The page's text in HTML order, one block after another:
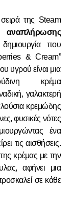
της Steam
αναπλήρωσης
που
& Cream”
υγρού είναι μια
κρέμα
γαλακτερή
κρεμώδης
φυσικές νότες
ένα
τις αισθήσεις.
κρέμας με την
αφήνει μια
σε κάθε